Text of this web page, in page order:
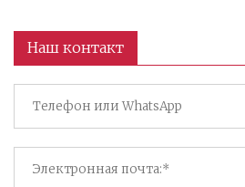
Наш контакт